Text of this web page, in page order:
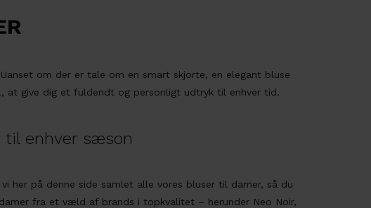
om der er tale om en smart skjorte, en elegant bluse
at give dig et fuldendt og personligt udtryk til enhver tid.
til enhver sæson
på denne side samlet alle vores bluser til damer, så du
fra et væld af brands i topkvalitet – herunder Neo Noir,